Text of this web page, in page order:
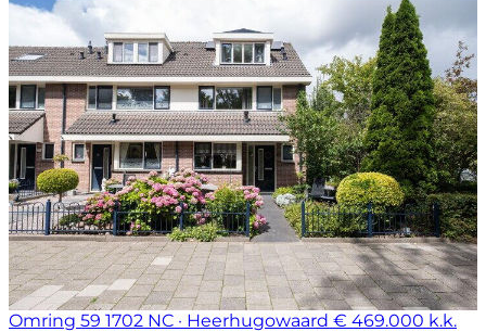
Omring 59 1702 NC · Heerhugowaard € 469.000 k.k.